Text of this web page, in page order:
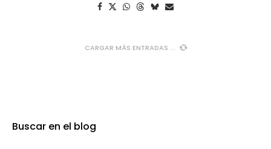
CARGAR MÁS ENTRADAS
Buscar en el blog